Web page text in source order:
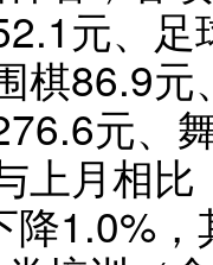
元、
棋86.9
元、
上月相
1.0%